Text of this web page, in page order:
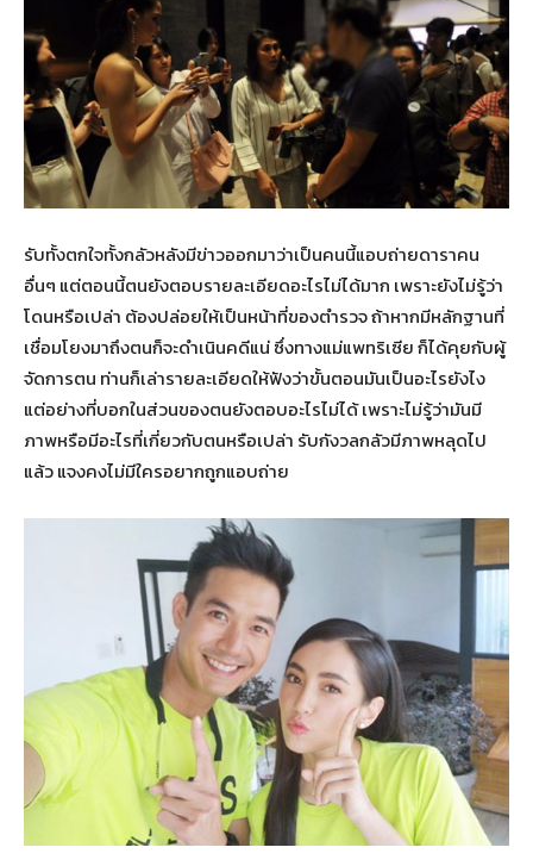
รับทั้งตกใจทั้งกลัวหลังมีข่าวออกมาว่าเป็นคนนี้แอบถ่ายดาราคน
อื่นๆ แต่ตอนนี้ตนยังตอบรายละเอียดอะไรไม่ได้มาก เพราะยังไม่รู้ว่า
โดนหรือเปล่า ต้องปล่อยให้เป็นหน้าที่ของตำรวจ ถ้าหากมีหลักฐานที่
เชื่อมโยงมาถึงตนก็จะดำเนินคดีแน่ ซึ่งทางแม่แพทริเซีย ก็ได้คุยกับผู้
จัดการตน ท่านก็เล่ารายละเอียดให้ฟังว่าขั้นตอนมันเป็นอะไรยังไง
แต่อย่างที่บอกในส่วนของตนยังตอบอะไรไม่ได้ เพราะไม่รู้ว่ามันมี
ภาพหรือมีอะไรที่เกี่ยวกับตนหรือเปล่า รับกังวลกลัวมีภาพหลุดไป
แล้ว แจงคงไม่มีใครอยากถูกแอบถ่าย